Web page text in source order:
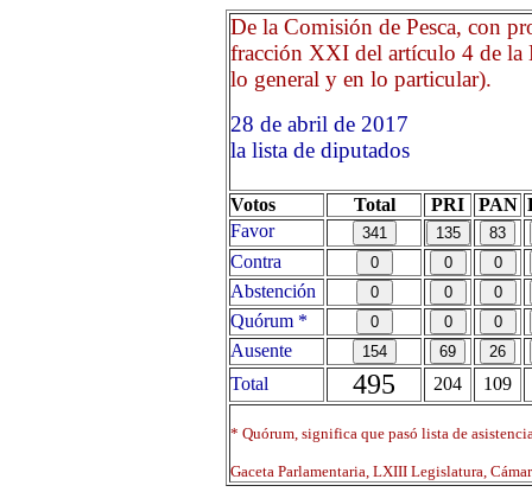
De la Comisión de Pesca, con
fracción XXI del artículo 4 de la
lo general y en lo particular).
28 de abril de 2017
la lista de diputados
Votos Total PRI PAN
Favor
Contra
Abstención
Quórum *
Ausente
Total
495 204 109
* Quórum, significa que pasó lista de
Gaceta Parlamentaria, LXIII Legislatura,